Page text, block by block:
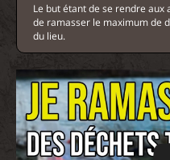
Le but étant de se rendre aux
de ramasser le maximum de
du lieu.